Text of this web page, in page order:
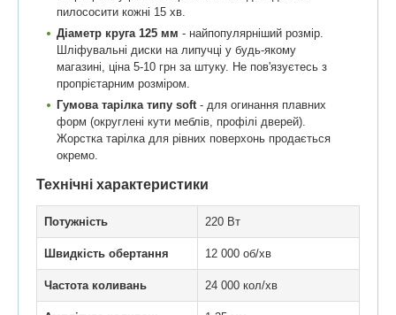
пилососити кожні 15 хв.
Діаметр круга 125 мм - найпопулярніший розмір.
Шліфувальні диски на липучці у будь-якому
магазині, ціна 5-10 грн за штуку. Не пов'язуєтесь з
пропрієтарним розміром.
Гумова тарілка типу soft- для огинання плавних
форм (округлені кути меблів, профілі дверей).
Жорстка тарілка для рівних поверхонь продається
окремо.
Технічні характеристики
Потужність 220 Вт
Швидкість обертання 12 000 об/хв
Частота коливань 24 000 кол/хв